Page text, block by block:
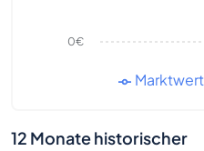
0€
Marktwert
12 Monate historischer